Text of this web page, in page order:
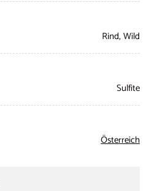
Rind, Wild
Sulfite
Österreich